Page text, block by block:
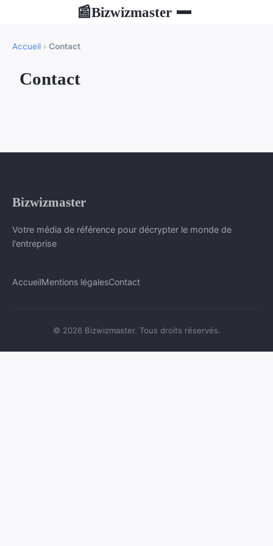
📰Bizwizmaster
Accueil › Contact
Contact
Bizwizmaster
Votre média de référence pour décrypter le monde de
l'entreprise
AccueilMentions légalesContact
© 2026 Bizwizmaster. Tous droits réservés.